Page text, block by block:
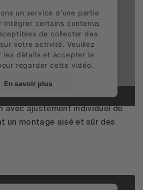
un service d'une partie
intégrer certains contenus
de collecter des
votre activité. Veuillez
les détails et accepter le
regarder cette vidéo.
En savoir plus
Accepter
byUsercentrics Consent
a Commander
avec ajustement individuel de
un montage aisé et sûr des